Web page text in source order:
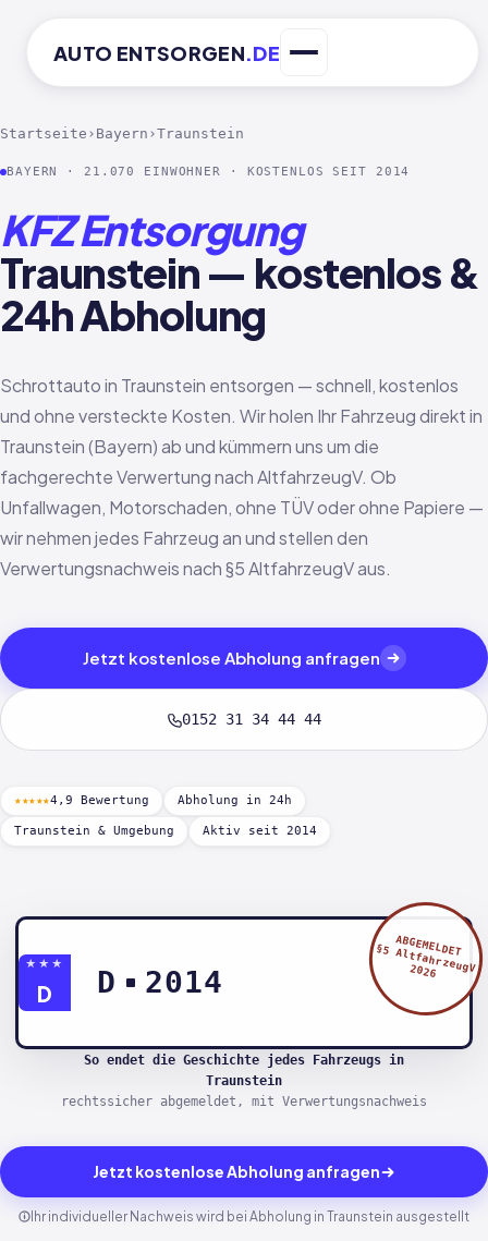
AUTO ENTSORGEN.DE
Startseite › Bayern ›Traunstein
BAYERN · 21.070 EINWOHNER · KOSTENLOS SEIT 2014
KFZ Entsorgung
Traunstein — kostenlos &
24h Abholung
Schrottauto in Traunstein entsorgen — schnell, kostenlos
und ohne versteckte Kosten. Wir holen Ihr Fahrzeug direkt in
Traunstein (Bayern) ab und kümmern uns um die
fachgerechte Verwertung nach AltfahrzeugV. Ob
Unfallwagen, Motorschaden, ohne TÜV oder ohne Papiere —
wir nehmen jedes Fahrzeug an und stellen den
Verwertungsnachweis nach §5 AltfahrzeugV aus.
Jetzt kostenlose Abholung anfragen
0152 31 34 44 44
★★★★★4,9 Bewertung Abholung in 24h
Traunstein & Umgebung Aktiv seit 2014
★★★
D D 2014
ABGEMELDET
§5 AltfahrzeugV
2026
So endet die Geschichte jedes Fahrzeugs in
Traunstein
rechtssicher abgemeldet, mit Verwertungsnachweis
Jetzt kostenlose Abholung anfragen
Ihr individueller Nachweis wird bei Abholung in Traunstein ausgestellt